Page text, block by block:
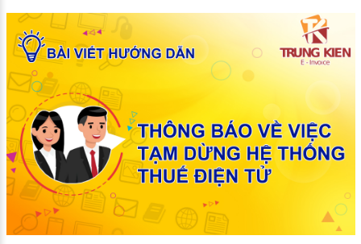
áp dụng hóa đơn điện tử trong đó có hóa đơn điện tử khởi
tạo từ máy tính tiền và thay đổi cách tiếp cận quản lý thuế
theo hướng hiện đại hơn.